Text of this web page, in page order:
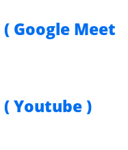
( Google Meet
( Youtube )